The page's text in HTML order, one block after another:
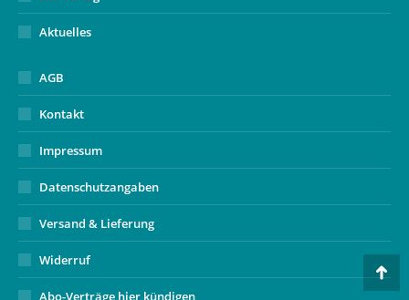
Aktuelles
AGB
Kontakt
Impressum
Datenschutzangaben
Versand & Lieferung
Widerruf
Abo-Verträge hier kündigen
Go